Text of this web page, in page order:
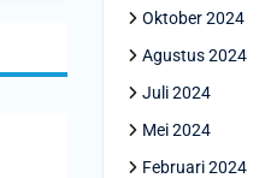
Oktober 2024
Agustus 2024
Juli 2024
Mei 2024
Februari 2024